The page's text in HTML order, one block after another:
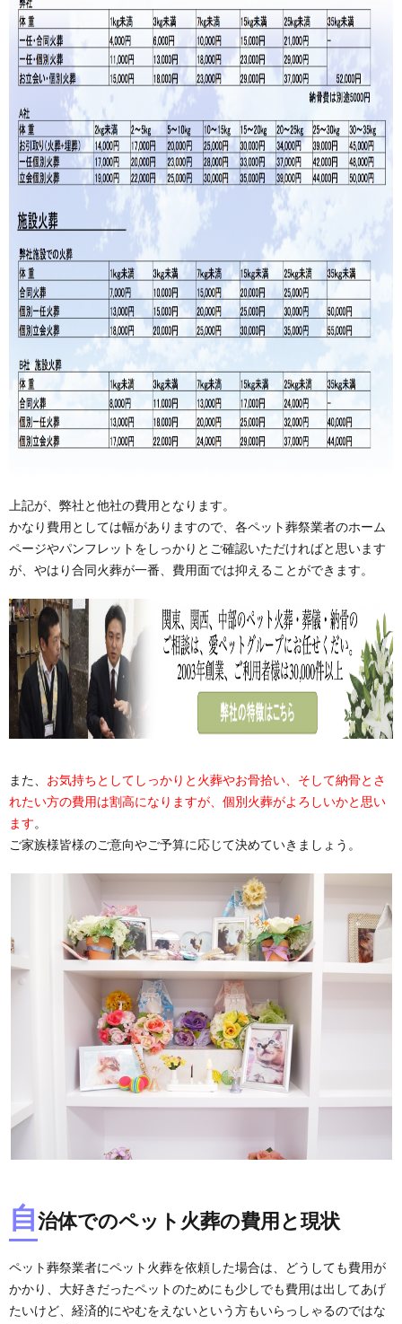
上記が、弊社と他社の費用となります。
かなり費用としては幅がありますので、各ペット葬祭業者のホーム
ページやパンフレットをしっかりとご確認いただければと思います
が、やはり合同火葬が一番、費用面では抑えることができます。
また、 お気持ちとしてしっかりと火葬やお骨拾い、そして納骨とさ
れたい方の費用は割高になりますが、個別火葬がよろしいかと思い
ます。
ご家族様皆様のご意向やご予算に応じて決めていきましょう。
自治体でのペット 火葬の費用と現状
ペット葬祭業者にペット火葬を依頼した場合は、どうしても費用が
かかり、大好きだったペットのためにも少しでも費用は出してあげ
たいけど、経済的にやむをえないという方もいらっしゃるのではな